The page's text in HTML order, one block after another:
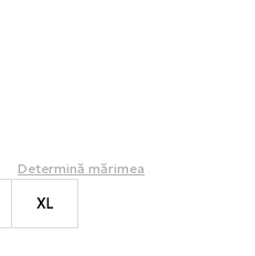
Determină mărimea
XL